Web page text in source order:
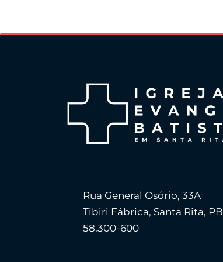
Rua General Osório, 33A
Tibiri Fábrica, Santa Rita, PB
58.300-600